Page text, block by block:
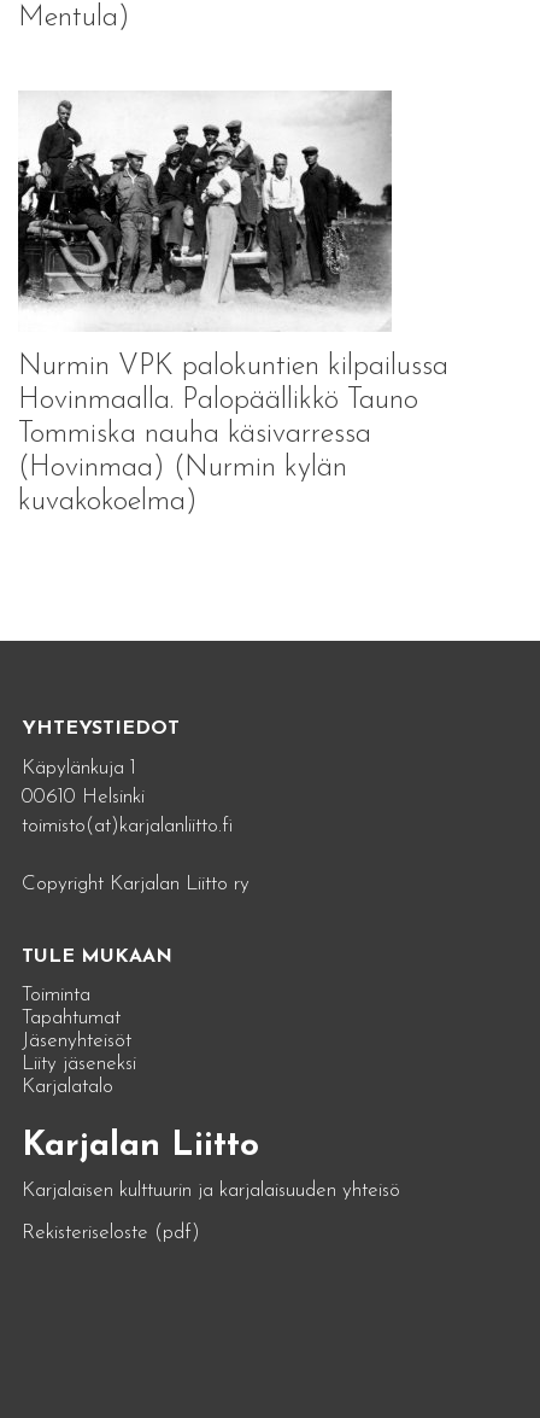
Mentula)
Nurmin VPK palokuntien kilpailussa
Hovinmaalla. Palopäällikkö Tauno
Tommiska nauha käsivarressa
(Hovinmaa) (Nurmin kylän
kuvakokoelma)
YHTEYSTIEDOT
Käpylänkuja 1
00610 Helsinki
toimisto(at)karjalanliitto.fi
Copyright Karjalan Liitto ry
TULE MUKAAN
Toiminta
Tapahtumat
Jäsenyhteisöt
Liity jäseneksi
Karjalatalo
Karjalan Liitto
Karjalaisen kulttuurin ja karjalaisuuden yhteisö
Rekisteriseloste (pdf)